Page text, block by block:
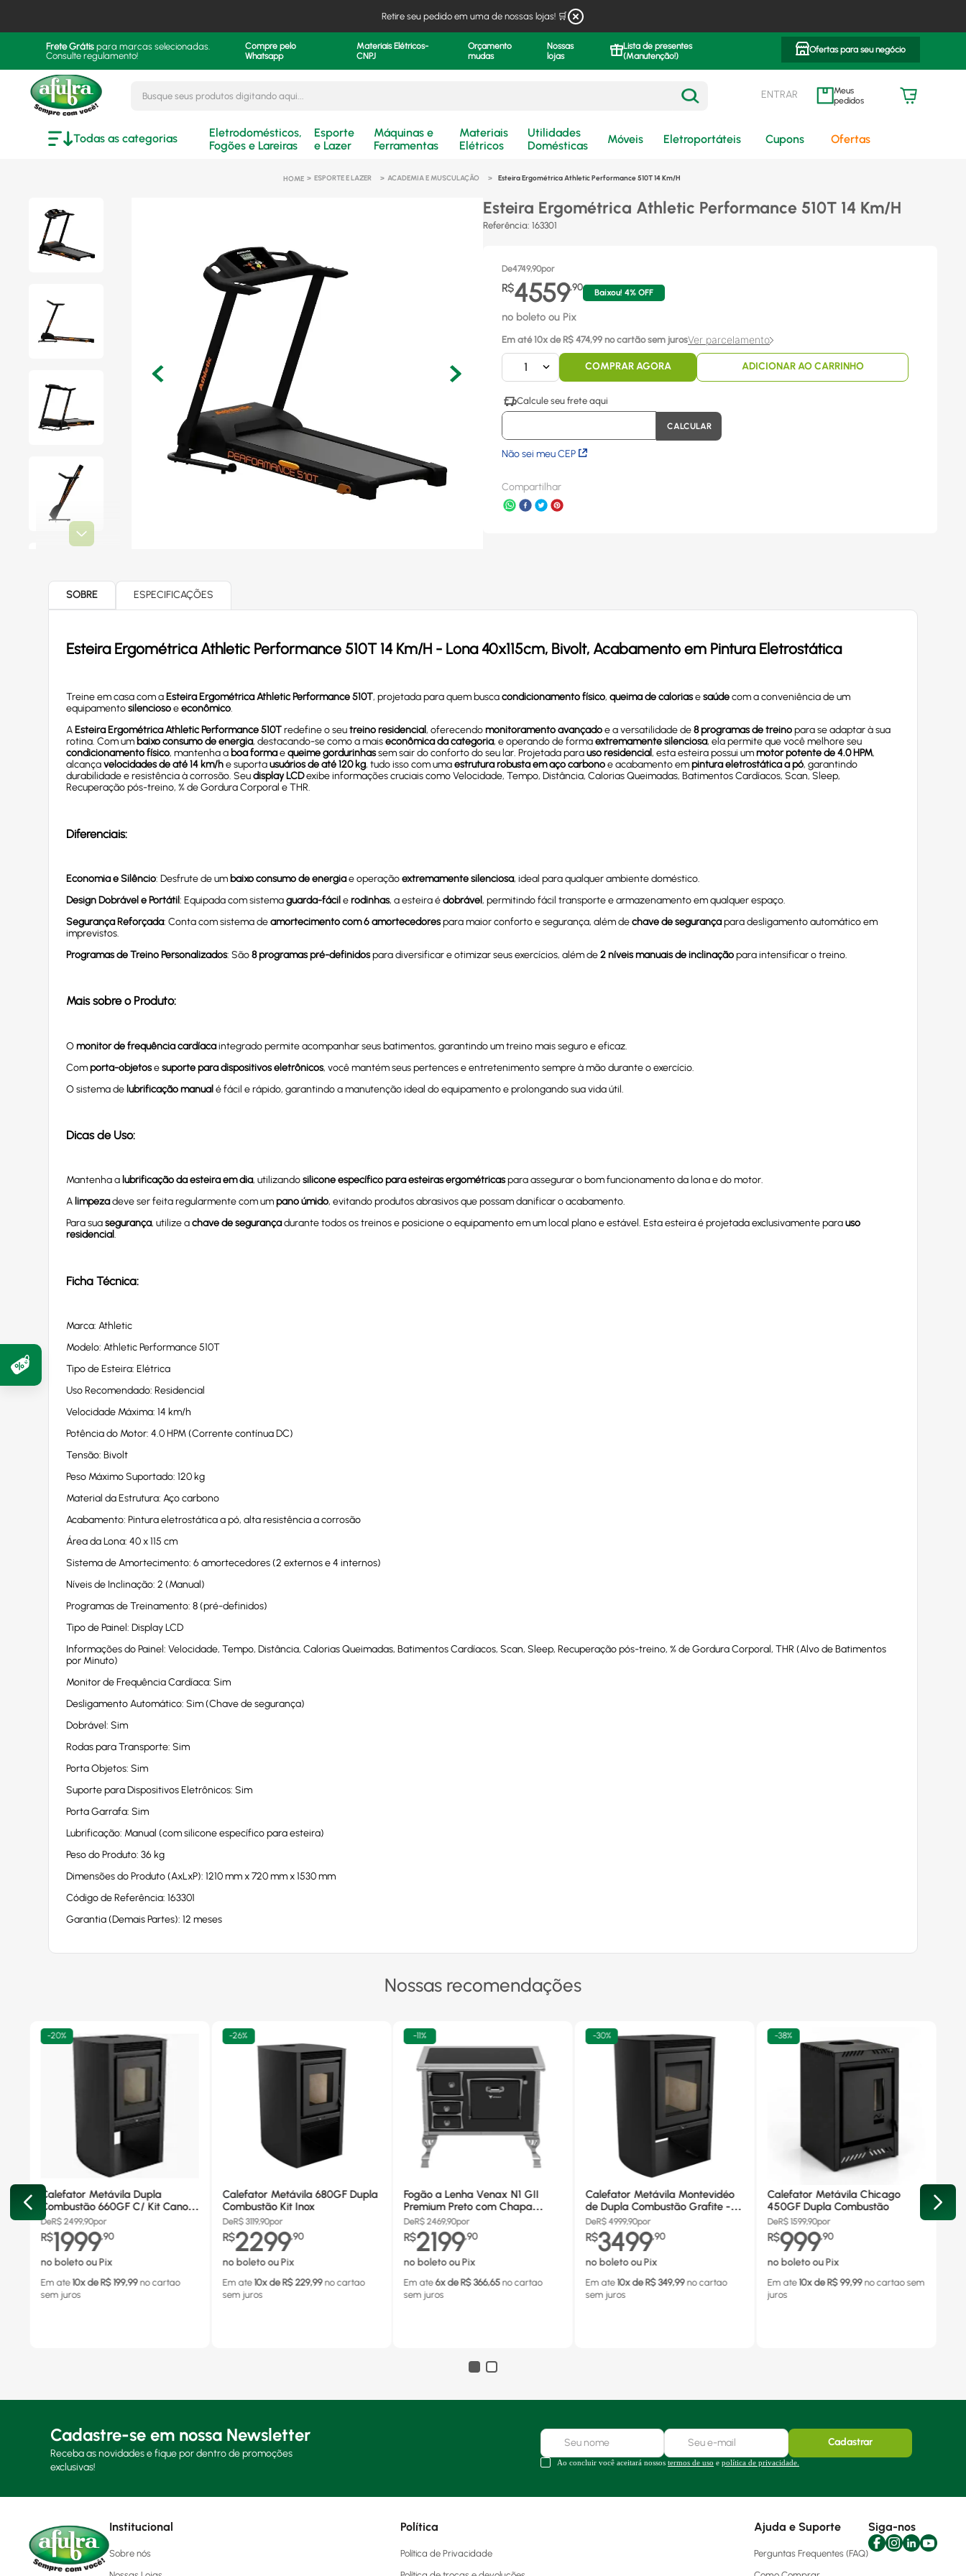
Retire seu pedido em uma de nossas lojas! 🛒
Frete Grátis para marcas selecionadas.
Consulte regulamento!
Compre pelo
Whatsapp
Materiais Elétricos-
CNPJ
Orçamento
mudas
Nossas
lojas
Lista de presentes
(Manutenção!)
Ofertas para seu negócio
ENTRAR meus pedidos
Todas as categorias
Eletrodomésticos,
Fogões e Lareiras
Esporte
e Lazer
Máquinas e
Ferramentas
Materiais
Elétricos
Utilidades
Domésticas
Móveis Eletroportáteis Cupons Ofertas
ESPORTE E LAZER ACADEMIA E MUSCULAÇÃO Esteira Ergométrica Athletic Performance 510T 14 Km/H
Esteira Ergométrica Athletic Performance 510T 14 Km/H
Referência: 163301
De4749,90por
R$4559,90
Baixou! 4% OFF
no boleto ou Pix
Em até 10x de R$ 474,99 no cartão sem jurosVer parcelamento
1 COMPRAR AGORA ADICIONAR AO CARRINHO
Não sei meu CEP
Compartilhar
SOBRE ESPECIFICAÇÕES
Esteira Ergométrica Athletic Performance 510T 14 Km/H - Lona 40x115cm, Bivolt, Acabamento em Pintura Eletrostática
Treine em casa com aEsteira Ergométrica Athletic Performance 510T, projetada para quem buscacondicionamento físico,queima de caloriasesaúdecom a conveniência de um
equipamentosilenciosoeeconômico.
AEsteira Ergométrica Athletic Performance 510Tredefine o seutreino residencial, oferecendomonitoramento avançadoe a versatilidade de8 programas de treinopara se adaptar à sua
rotina. Com um baixo consumo de energia, destacando-se como a maiseconômica da categoria, e operando de formaextremamente silenciosa, ela permite que você melhore seu
condicionamento físico, mantenha a boa formaequeime gordurinhassem sair do conforto do seu lar. Projetada parauso residencial, esta esteira possui ummotor potente de 4.0 HPM,
alcançavelocidades de até 14 km/he suportausuários de até 120 kg, tudo isso com umaestrutura robusta em aço carbonoe acabamento empintura eletrostática a pó, garantindo
durabilidade e resistência à corrosão. Seudisplay LCDexibe informações cruciais como Velocidade, Tempo, Distância, Calorias Queimadas, Batimentos Cardíacos, Scan, Sleep,
Recuperação pós-treino, % de Gordura Corporal e THR.
Diferenciais:
Economia e Silêncio: Desfrute de um baixo consumo de energiae operaçãoextremamente silenciosa, ideal para qualquer ambiente doméstico.
Design Dobrável e Portátil: Equipada com sistemaguarda-fácil erodinhas, a esteira édobrável, permitindo fácil transporte e armazenamento em qualquer espaço.
Segurança Reforçada: Conta com sistema deamortecimento com 6 amortecedorespara maior conforto e segurança, além dechave de segurançapara desligamento automático em
imprevistos.
Programas de Treino Personalizados: São8 programas pré-definidospara diversificar e otimizar seus exercícios, além de2 níveis manuais de inclinaçãopara intensificar o treino.
Mais sobre o Produto:
Omonitor de frequência cardíacaintegrado permite acompanhar seus batimentos, garantindo um treino mais seguro e eficaz.
Comporta-objetosesuporte para dispositivos eletrônicos, você mantém seus pertences e entretenimento sempre à mão durante o exercício.
O sistema de lubrificação manual é fácil e rápido, garantindo a manutenção ideal do equipamento e prolongando sua vida útil.
Dicas de Uso:
Mantenha alubrificação da esteira em dia, utilizandosilicone específico para esteiras ergométricaspara assegurar o bom funcionamento da lona e do motor.
Alimpezadeve ser feita regularmente com umpano úmido, evitando produtos abrasivos que possam danificar o acabamento.
Para suasegurança, utilize achave de segurançadurante todos os treinos e posicione o equipamento em um local plano e estável. Esta esteira é projetada exclusivamente parauso
residencial.
Ficha Técnica:
Marca: Athletic
Modelo: Athletic Performance 510T
Tipo de Esteira: Elétrica
Uso Recomendado: Residencial
Velocidade Máxima: 14 km/h
Potência do Motor: 4.0 HPM (Corrente contínua DC)
Tensão: Bivolt
Peso Máximo Suportado: 120 kg
Material da Estrutura: Aço carbono
Acabamento: Pintura eletrostática a pó, alta resistência a corrosão
Área da Lona: 40 x 115 cm
Sistema de Amortecimento: 6 amortecedores (2 externos e 4 internos)
Níveis de Inclinação: 2 (Manual)
Programas de Treinamento: 8 (pré-definidos)
Tipo de Painel: Display LCD
Informações do Painel: Velocidade, Tempo, Distância, Calorias Queimadas, Batimentos Cardíacos, Scan, Sleep, Recuperação pós-treino, % de Gordura Corporal, THR (Alvo de Batimentos
por Minuto)
Monitor de Frequência Cardíaca: Sim
Desligamento Automático: Sim (Chave de segurança)
Dobrável: Sim
Rodas para Transporte: Sim
Porta Objetos: Sim
Suporte para Dispositivos Eletrônicos: Sim
Porta Garrafa: Sim
Lubrificação: Manual (com silicone específico para esteira)
Peso do Produto: 36 kg
Dimensões do Produto (AxLxP): 1210 mm x 720 mm x 1530 mm
Código de Referência: 163301
Garantia (Demais Partes): 12 meses
Nossas recomendações
-20%
Calefator Metávila Dupla
Combustão 660GF C/ Kit Canos
Inox
DeR$2499,90por
R$1999,90
no boleto ou Pix
Em ate 10x de R$ 199,99 no cartao
sem juros
-26%
Calefator Metávila 680GF Dupla
Combustão Kit Inox
DeR$3119,90por
R$2299,90
no boleto ou Pix
Em ate 10x de R$ 229,99 no cartao
sem juros
-11%
Fogão a Lenha Venax N1 GII
Premium Preto com Chapa
Vitrocerâmica - Chaminé Saída
Lado Direito
DeR$2469,90por
R$2199,90
no boleto ou Pix
Em ate 6x de R$ 366,65 no cartao
sem juros
-30%
Calefator Metávila Montevidéo
de Dupla Combustão Grafite -
880GF
DeR$ 4999,90por
R$3499,90
no boleto ou Pix
Em ate 10x de R$ 349,99 no cartao
sem juros
-38%
Calefator Metávila Chicago
450GF Dupla Combustão
DeR$ 1599,90por
R$999,90
no boleto ou Pix
Em ate 10x de R$ 99,99 no cartaosem
juros
Cadastre-se em nossa Newsletter
Receba as novidades e fique por dentro de promoções
exclusivas!
Cadastrar
Ao concluir você aceitará nossos termos de uso e política de privacidade.
Institucional
Sobre nós
Política
Política de Privacidade
Ajuda e Suporte
Perguntas Frequentes (FAQ)
Siga-nos